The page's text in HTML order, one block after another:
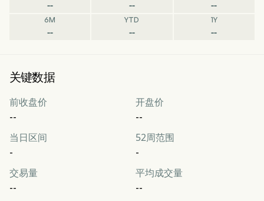
-- -- --
6M
--
YTD
--
1Y
--
关键数据
前收盘价
--
开盘价
--
当日区间
-
52周范围
-
交易量
--
平均成交量
--